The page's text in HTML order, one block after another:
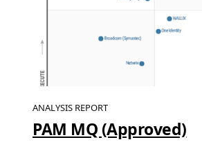
ANALYSIS REPORT
PAM MQ (Approved)